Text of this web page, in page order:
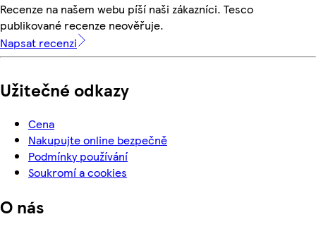
Recenze na našem webu píší naši zákazníci. Tesco
publikované recenze neověřuje.
Napsat recenzi
Užitečné odkazy
Cena
Nakupujte online bezpečně
Podmínky používání
Soukromí a cookies
O nás